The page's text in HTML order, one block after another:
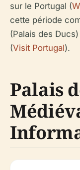
sur le Portugal (
cette période
(Palais des
(Visit Portugal).
Palais